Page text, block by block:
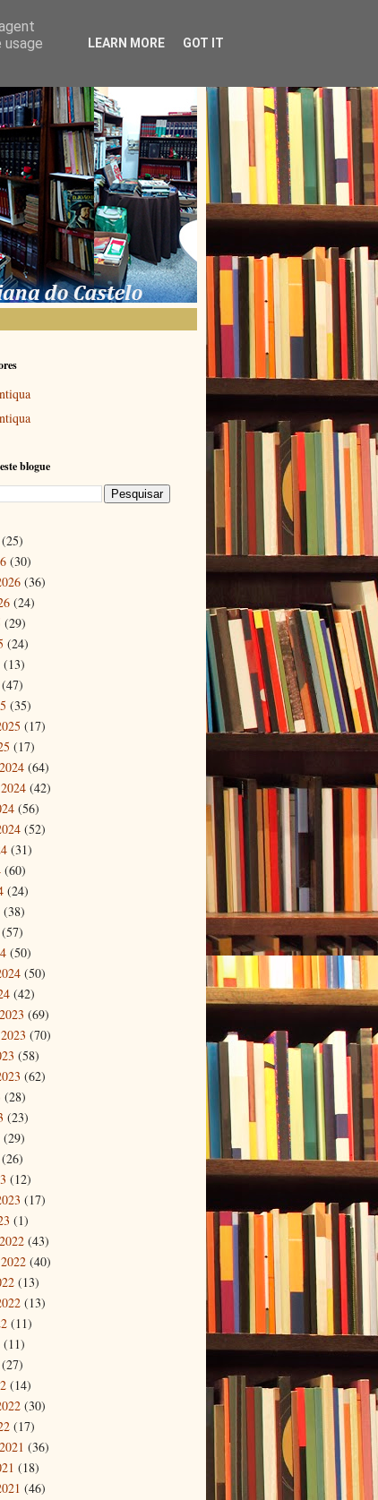
blogue
(25)
(30)
(36)
(24)
(29)
(24)
(13)
(47)
(35)
(17)
(17)
(64)
(42)
(56)
(52)
(31)
(60)
(24)
(38)
(57)
(50)
(50)
(42)
(69)
(70)
(58)
(62)
(28)
(23)
(29)
(26)
(12)
(17)
(1)
(43)
(40)
(13)
(13)
(11)
(11)
(27)
(14)
(30)
(17)
(36)
(18)
(46)
LEARN MORE GOT IT